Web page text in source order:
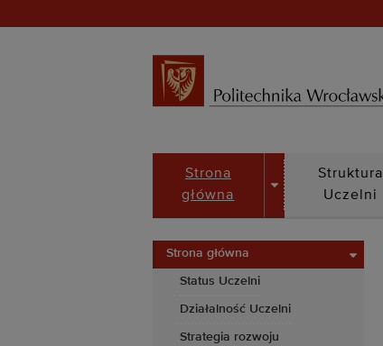
Strona
główna
DROPDOWN
Struktura
Uczelni
Strona główna
Status Uczelni
Działalność Uczelni
Strategia rozwoju